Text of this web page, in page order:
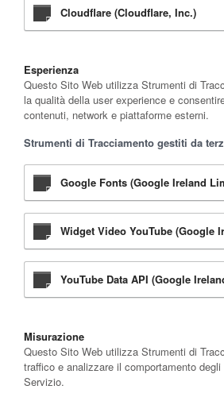
Cloudflare (Cloudflare, Inc.)
Esperienza
Questo Sito Web utilizza Strumenti di
la qualità della user experience e
contenuti, network e piattaforme esterni.
Strumenti di Tracciamento gestiti da
Google Fonts (Google Ireland
Widget Video YouTube (Google
YouTube Data API (Google
Misurazione
Questo Sito Web utilizza Strumenti di
traffico e analizzare il comportamento
Servizio.